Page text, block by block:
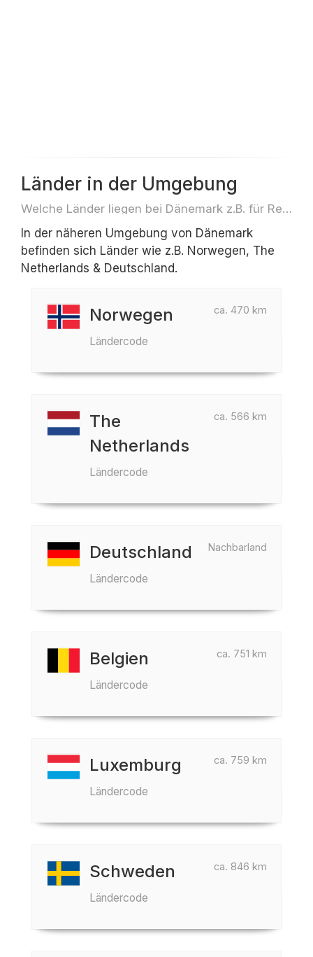
Länder in der Umgebung
Welche Länder liegen bei Dänemark z.B. für Reisen oder Flüge
In der näheren Umgebung von Dänemark
befinden sich Länder wie z.B. Norwegen, The
Netherlands & Deutschland.
ca. 470 km
Norwegen
Ländercode
ca. 566 km
The
Netherlands
Ländercode
Nachbarland
Deutschland
Ländercode
ca. 751 km
Belgien
Ländercode
ca. 759 km
Luxemburg
Ländercode
ca. 846 km
Schweden
Ländercode